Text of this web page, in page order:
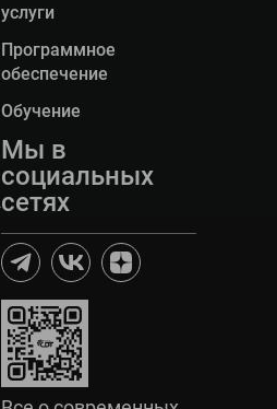
услуги
Программное
обеспечение
Обучение
Мы в
социальных
сетях